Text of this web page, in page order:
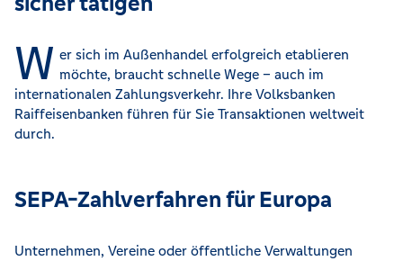
W er sich im Außenhandel erfolgreich etablieren
möchte, braucht schnelle Wege – auch im
internationalen Zahlungsverkehr. Ihre Volksbanken
Raiffeisenbanken führen für Sie Transaktionen weltweit
durch.
SEPA-Zahlverfahren für Europa
Unternehmen, Vereine oder öffentliche Verwaltungen